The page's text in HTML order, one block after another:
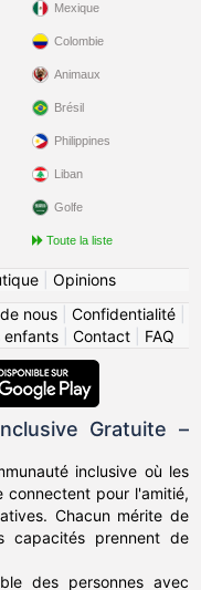
Mexique
Colombie
Animaux
Brésil
Philippines
Liban
Golfe
Toute la liste
| Opinions
nous Confidentialité
enfants| Contact| FAQ
Gratuite –
inclusive où les
connectent pour l'amitié,
Chacun mérite de
capacités prennent de
des personnes avec